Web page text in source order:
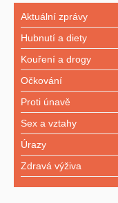
Aktuální zprávy
Hubnutí a diety
Kouření a drogy
Očkování
Proti únavě
Sex a vztahy
Úrazy
Zdravá výživa